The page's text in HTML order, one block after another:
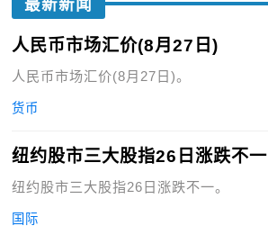
最新新闻
人民币市场汇价(8月27日)
人民币市场汇价(8月27日)。
货币
纽约股市三大股指26日涨跌不一
纽约股市三大股指26日涨跌不一。
国际